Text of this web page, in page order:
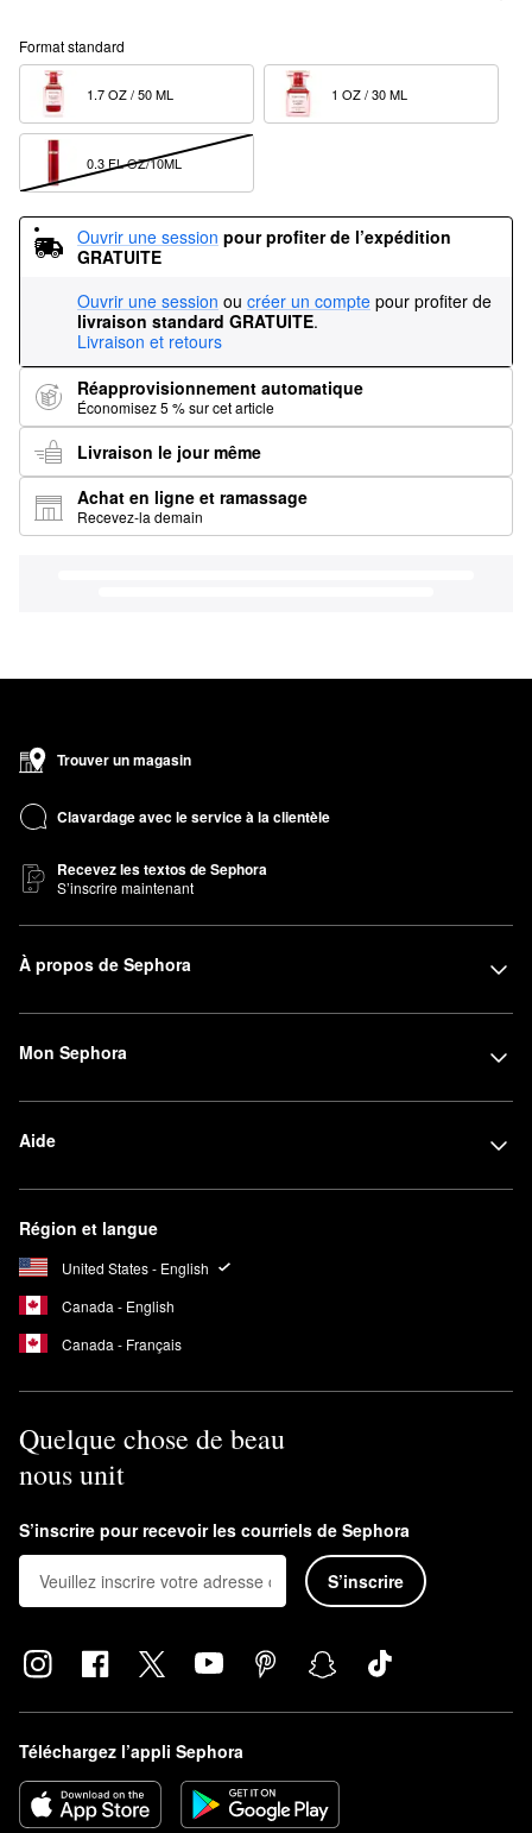
Format standard
Ouvrir une session pour profiter de l’expédition
GRATUITE
Ouvrir une session ou créer un compte pour profiter de
livraison standard GRATUITE.
Livraison et retours
Réapprovisionnement automatique
Économisez 5 % sur cet article
Livraison le jour même
Achat en ligne et ramassage
Recevez-la demain
Trouver un magasin
Clavardage avec le service à la clientèle
Recevez les textos de Sephora
S’inscrire maintenant
À propos de Sephora
Mon Sephora
Aide
Région et langue
United States - English
Canada - English
Canada - Français
Quelque chose de beau
nous unit
S’inscrire pour recevoir les courriels de Sephora
S’inscrire
Téléchargez l’appli Sephora